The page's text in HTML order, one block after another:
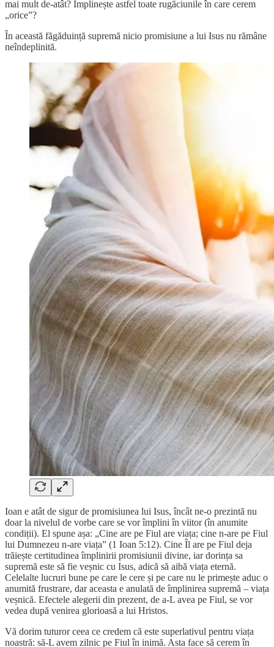
mai mult de-atât? Împlinește astfel toate rugăciunile în care cerem
„orice”?
În această făgăduință supremă nicio promisiune a lui Isus nu rămâne
neîndeplinită.
Ioan e atât de sigur de promisiunea lui Isus, încât ne-o prezintă nu
doar la nivelul de vorbe care se vor împlini în viitor (în anumite
condiții). El spune așa: „Cine are pe Fiul are viața; cine n-are pe Fiul
lui Dumnezeu n-are viața” (1 Ioan 5:12). Cine Îl are pe Fiul deja
trăiește certitudinea împlinirii promisiunii divine, iar dorința sa
supremă este să fie veșnic cu Isus, adică să aibă viața eternă.
Celelalte lucruri bune pe care le cere și pe care nu le primește aduc o
anumită frustrare, dar aceasta e anulată de împlinirea supremă – viața
veșnică. Efectele alegerii din prezent, de a-L avea pe Fiul, se vor
vedea după venirea glorioasă a lui Hristos.
Vă dorim tuturor ceea ce credem că este superlativul pentru viața
noastră: să-L avem zilnic pe Fiul în inimă. Asta face să cerem în